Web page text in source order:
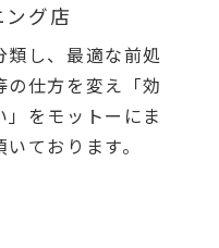
グ店
し、最適な前処
仕方を変え「効
をモットーにま
ております。